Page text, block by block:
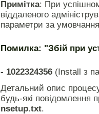
Примітка: При
віддаленого
параметри за
Помилка: "Збій при
- 1022324356 (Install з
Детальний опис
будь-які
nsetup.txt.